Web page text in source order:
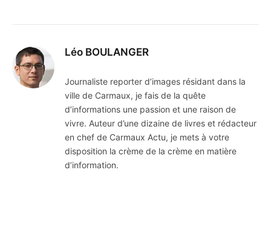
Léo BOULANGER
Journaliste reporter d’images résidant dans la
ville de Carmaux, je fais de la quête
d’informations une passion et une raison de
vivre. Auteur d’une dizaine de livres et rédacteur
en chef de Carmaux Actu, je mets à votre
disposition la crème de la crème en matière
d’information.